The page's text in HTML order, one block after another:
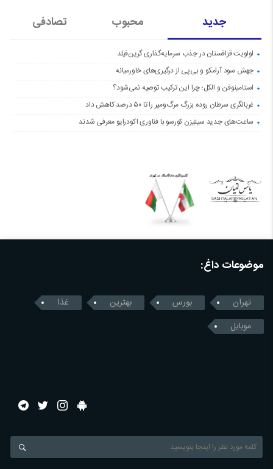
جدید محبوب تصادفی
اولویت قزاقستان در جذب سرمایه‌گذاری گرین‌فیلد
جهش سود آرامکو و بی‌پی از درگیری‌های خاورمیانه
استامینوفن و الکل؛ چرا این ترکیب توصیه نمی‌شود؟
غربالگری سرطان روده بزرگ مرگ‌ومیر را تا ۵۰ درصد کاهش داد
ساعت‌های جدید سیتیزن کورسو با فناوری اکودرایو معرفی شدند
موضوعات داغ:
تهران بورس بهترین
غذا
موبایل